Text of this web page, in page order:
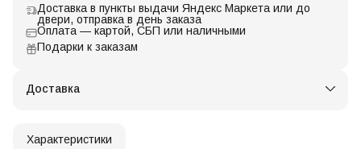
Доставка в пункты выдачи Яндекс Маркета или до
двери, отправка в день заказа
Оплата — картой, СБП или наличными
Подарки к заказам
Доставка
Характеристики